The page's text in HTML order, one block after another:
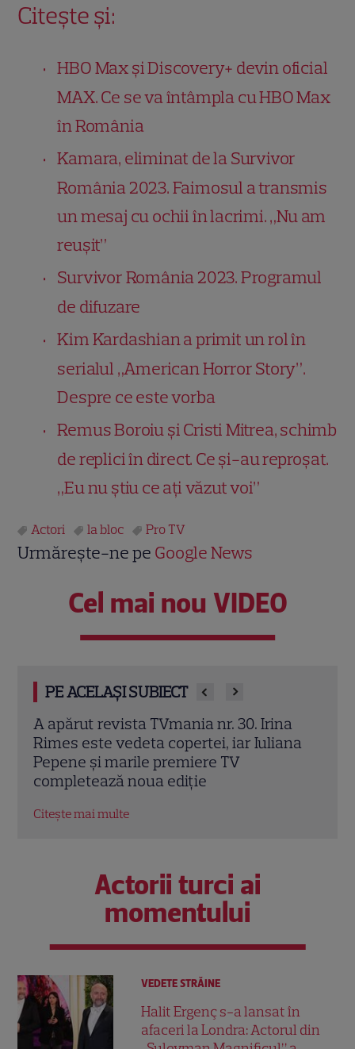
Citește și:
HBO Max și Discovery+ devin oficial
MAX. Ce se va întâmpla cu HBO Max
în România
Kamara, eliminat de la Survivor
România 2023. Faimosul a transmis
un mesaj cu ochii în lacrimi. „Nu am
reușit”
Survivor România 2023. Programul
de difuzare
Kim Kardashian a primit un rol în
serialul „American Horror Story”.
Despre ce este vorba
Remus Boroiu și Cristi Mitrea, schimb
de replici în direct. Ce și-au reproșat.
„Eu nu știu ce ați văzut voi”
Actori la bloc Pro TV
Urmărește-ne pe Google News
Cel mai nou VIDEO
PE ACELAȘI SUBIECT
Irina Rimes dezvăluie „arma” din noul
sezon „Vocea României”. Butonul care
schimbă jocul: „L-am folosit cu plăcere”
EXCLUSIV
Citește mai multe
Actorii turci ai
momentului
VEDETE STRĂINE
Halit Ergenç s-a lansat în
afaceri la Londra: Actorul din